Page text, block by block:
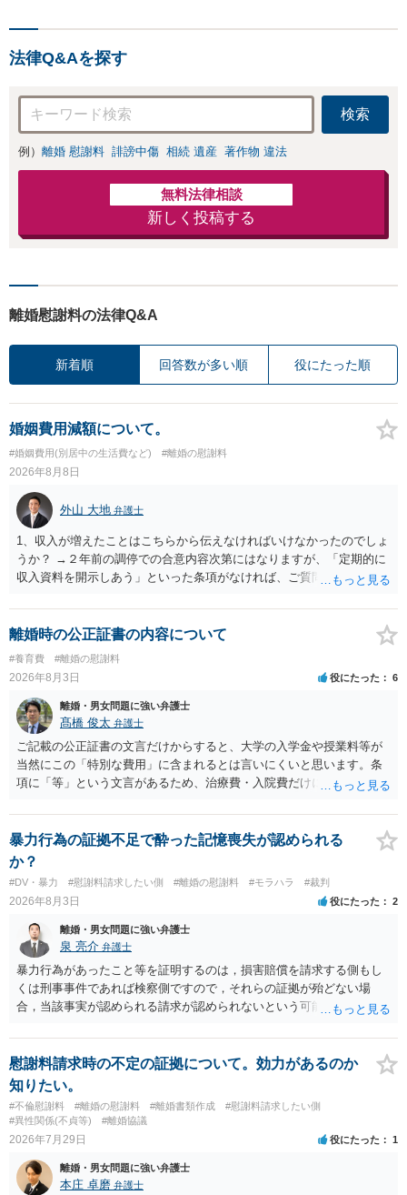
お店の風評被害対
応可：開示請求の
意見照会が来たと
きの対処法、被害
者との示談交渉
法律Q&Aを探す
検索
例） 離婚 慰謝料 誹謗中傷 相続 遺産 著作物 違法
無料法律相談
新しく投稿する
離婚慰謝料の法律Q&A
新着順 回答数が多い順 役にたった順
婚姻費用減額について。
#婚姻費用(別居中の生活費など) #離婚の慰謝料
2026年8月8日
外山 大地 弁護士
1、収入が増えたことはこちらから伝えなければいけなかったのでしょ
うか？ →２年前の調停での合意内容次第にはなりますが、「定期的に
収入資料を開示しあう」といった条項がなければ、ご質問者様から相
合意した場合も収入証明で算定表通りに決まりますでしょうか？ →算
定表は一つの目安に過ぎませんので、合意した希望額が算定表で算出
された金額と異なっていたとしても、合意した希望額が婚姻費用の金
額となります。
離婚時の公正証書の内容について
#養育費 #離婚の慰謝料
2026年8月3日 役にたった 6
離婚・男女問題に強い弁護士
髙橋 俊太 弁護士
ご記載の公正証書の文言だけからすると、大学の入学金や授業料等が
当然にこの「特別な費用」に含まれるとは言いにくいと思います。条
項に「等」という文言があるため、治療費・入院費だけに限定される
れていますので、通常は、病気や事故によって臨時に必要となった医
療費その他これに類する特別支出を念頭に置いた条項と読むのが自然
です。したがって、大学の入学金、授業料、受験費用などの教育費に
ついてまで、「この条項があるから当然に半額を請求できる」とまで
は言いにくいと思われます。なお、通常、大学進学費用をどこまで負
担すべきかについては、離婚時の合意内容のほか、子どもの年齢、大
学進学についての父母の認識、父母の学歴・収入・資産状況、進学先
や費用などを踏まえて個別に検討することになります。公正証書の他
の条項において、養育費の終期についてどのように定められている
か、大学進学に関する定めの有無、「教育費」「進学費用」に関する
定めの有無等について確認する必要があると考えられます。
暴力行為の証拠不足で酔った記憶喪失が認められる
か？
#DV・暴力 #慰謝料請求したい側 #離婚の慰謝料 #モラハラ #裁判
2026年8月3日 役にたった 2
離婚・男女問題に強い弁護士
泉 亮介 弁護士
暴力行為があったこと等を証明するのは，損害賠償を請求する側もし
くは刑事事件であれば検察側ですので，それらの証拠が殆どない場
合，当該事実が認められる請求が認められないという可能性はあるで
慰謝料請求時の不定の証拠について。効力があるのか
知りたい。
#不倫慰謝料 #離婚の慰謝料 #離婚書類作成
#慰謝料請求したい側
#異性関係(不貞等)
#離婚協議
2026年7月29日 役にたった 1
離婚・男女問題に強い弁護士
本庄 卓磨 弁護士